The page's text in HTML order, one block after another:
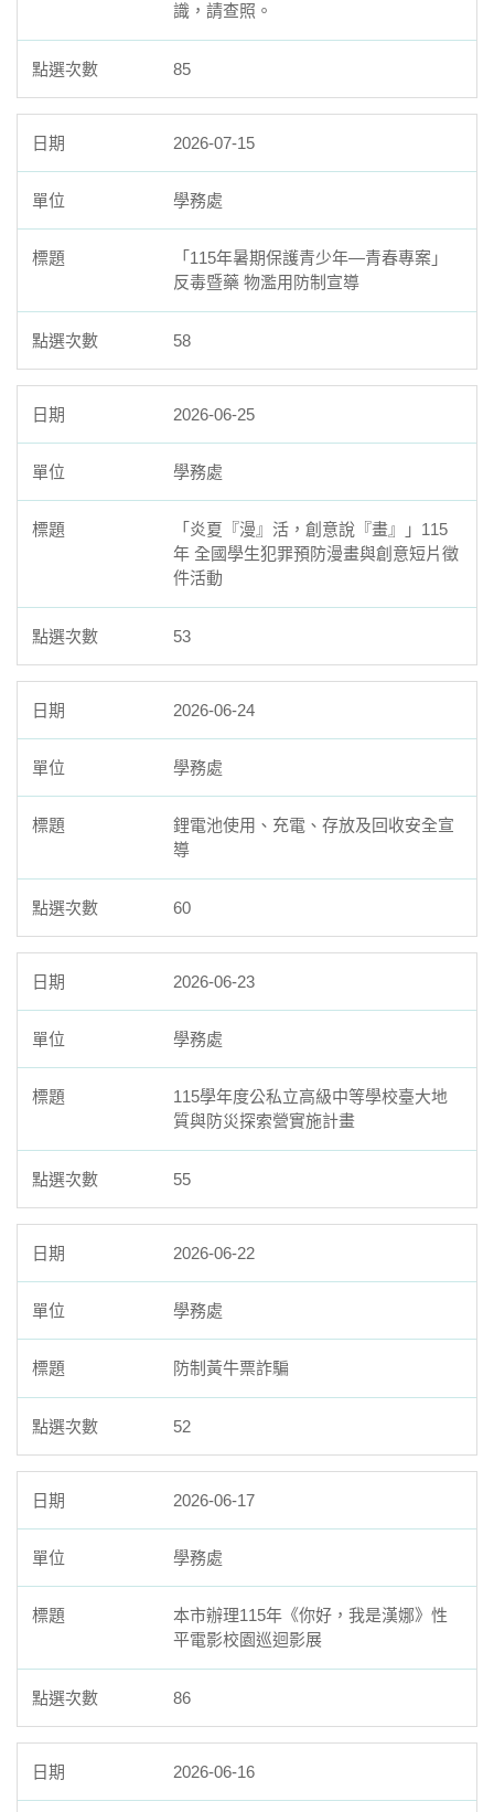
識，請查照。
85
2026-07-15
學務處
「115年暑期保護青少年—青春專案」
反毒暨藥 物濫用防制宣導
58
2026-06-25
學務處
「炎夏『漫』活，創意說『畫』」115
年 全國學生犯罪預防漫畫與創意短片徵
件活動
53
2026-06-24
學務處
鋰電池使用、充電、存放及回收安全宣
導
60
2026-06-23
學務處
115學年度公私立高級中等學校臺大地
質與防災探索營實施計畫
55
2026-06-22
學務處
防制黃牛票詐騙
52
2026-06-17
學務處
本市辦理115年《你好，我是漢娜》性
平電影校園巡迴影展
86
2026-06-16